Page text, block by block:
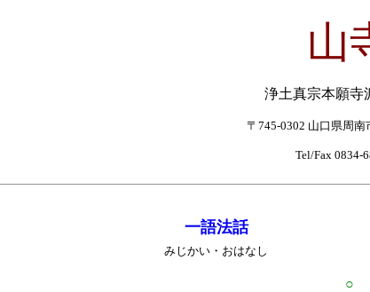
山
浄土真宗本願
〒745-0302 山口県周南
Tel/Fax 0834-
一語法話
みじかい・おはなし
○